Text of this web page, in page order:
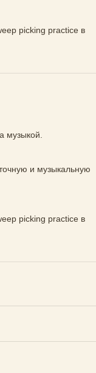
picking practice в
музыкой.
и музыкальную
picking practice в